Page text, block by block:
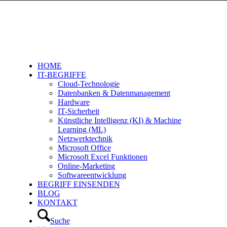
HOME
IT-BEGRIFFE
Cloud-Technologie
Datenbanken & Datenmanagement
Hardware
IT-Sicherheit
Künstliche Intelligenz (KI) & Machine
Learning (ML)
Netzwerktechnik
Microsoft Office
Microsoft Excel Funktionen
Online-Marketing
Softwareentwicklung
BEGRIFF EINSENDEN
BLOG
KONTAKT
Suche